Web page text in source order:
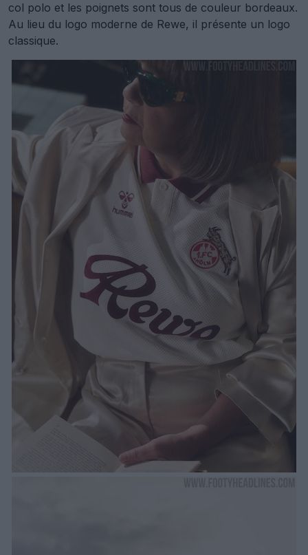
col polo et les poignets sont tous de couleur bordeaux.
Au lieu du logo moderne de Rewe, il présente un logo
classique.